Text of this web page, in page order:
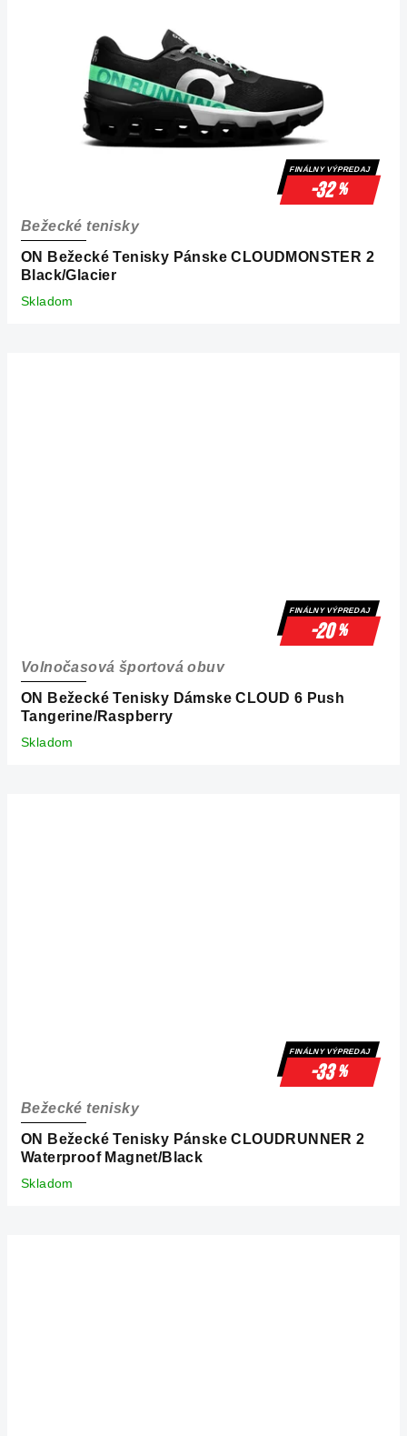
FINÁLNY VÝPREDAJ
-32%
ON Bežecké Tenisky Pánske CLOUDMONSTER 2
Black/Glacier
Bežecké tenisky
Skladom
FINÁLNY VÝPREDAJ
-20%
ON Bežecké Tenisky Dámske CLOUD 6 Push
Tangerine/Raspberry
Volnočasová športová obuv
Skladom
FINÁLNY VÝPREDAJ
-33%
ON Bežecké Tenisky Pánske CLOUDRUNNER 2
Waterproof Magnet/Black
Bežecké tenisky
Skladom